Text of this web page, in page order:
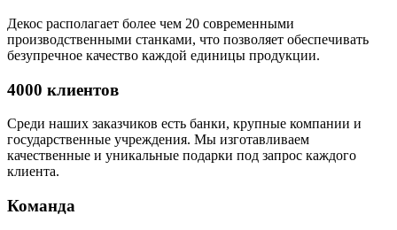
Декос располагает более чем 20 современными
производственными станками, что позволяет обеспечивать
безупречное качество каждой единицы продукции.
4000 клиентов
Среди наших заказчиков есть банки, крупные компании и
государственные учреждения. Мы изготавливаем
качественные и уникальные подарки под запрос каждого
клиента.
Команда